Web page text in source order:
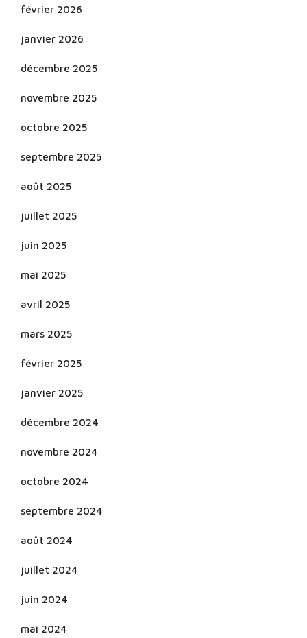
février 2026
janvier 2026
décembre 2025
novembre 2025
octobre 2025
septembre 2025
août 2025
juillet 2025
juin 2025
mai 2025
avril 2025
mars 2025
février 2025
janvier 2025
décembre 2024
novembre 2024
octobre 2024
septembre 2024
août 2024
juillet 2024
juin 2024
mai 2024